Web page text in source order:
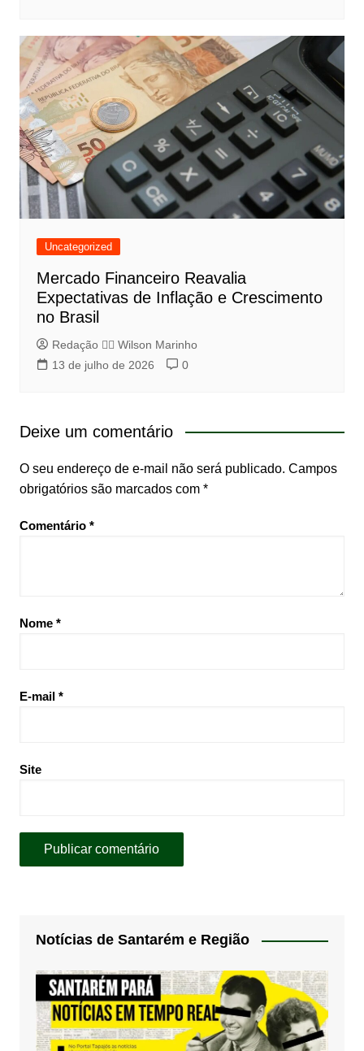
Uncategorized
Mercado Financeiro Reavalia
Expectativas de Inflação e Crescimento
no Brasil
Redação 👨‍⚖️​ Wilson Marinho
13 de julho de 2026
0
Deixe um comentário
O seu endereço de e-mail não será publicado. Campos
obrigatórios são marcados com *
Comentário *
Nome *
E-mail *
Site
Notícias de Santarém e Região